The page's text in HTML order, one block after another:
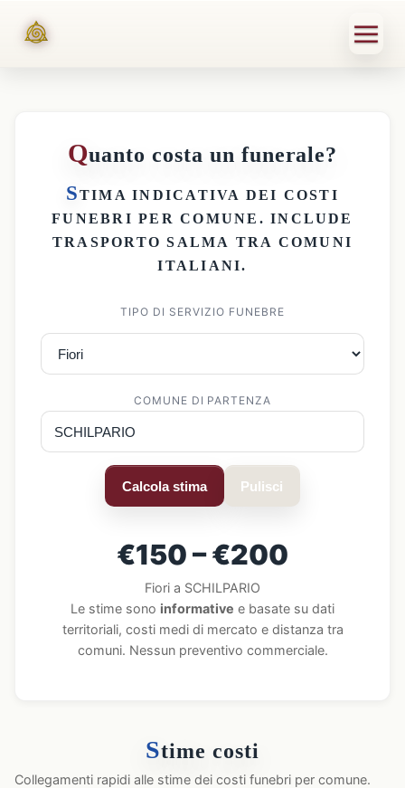
Quanto costa un funerale?
STIMA INDICATIVA DEI COSTI
FUNEBRI PER COMUNE . INCLUDE
TRASPORTO SALMA TRA COMUNI
ITALIANI.
TIPO DI SERVIZIO FUNEBRE
COMUNE DI PARTENZA
Calcola stima Pulisci
€150 – €200
Fiori a SCHILPARIO
Le stime sono informative e basate su dati
territoriali, costi medi di mercato e distanza tra
comuni. Nessun preventivo commerciale.
Stime costi
Collegamenti rapidi alle stime dei costi funebri per comune.